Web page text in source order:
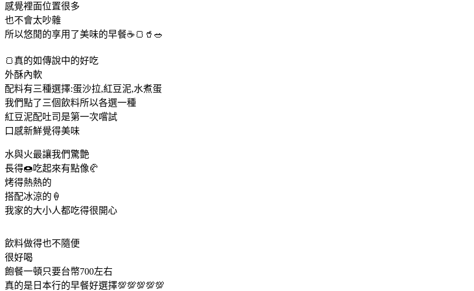
感覺裡面位置很多
也不會太吵雜
所以悠閒的享用了美味的早餐☕️🍞🥤🥗
🍞真的如傳說中的好吃
外酥內軟
配料有三種選擇:蛋沙拉,紅豆泥,水煮蛋
我們點了三個飲料所以各選一種
紅豆泥配吐司是第一次嚐試
口感新鮮覺得美味
水與火最讓我們驚艶
長得🍩吃起來有點像🥐
烤得熱熱的
搭配冰涼的🍦
我家的大小人都吃得很開心
飲料做得也不隨便
很好喝
飽餐一頓只要台幣700左右
真的是日本行的早餐好選擇💯💯💯💯💯